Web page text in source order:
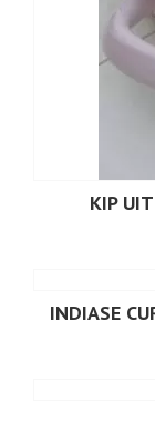
KIP
INDIASE